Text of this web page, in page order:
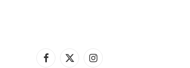
Facebook
X
Instagram